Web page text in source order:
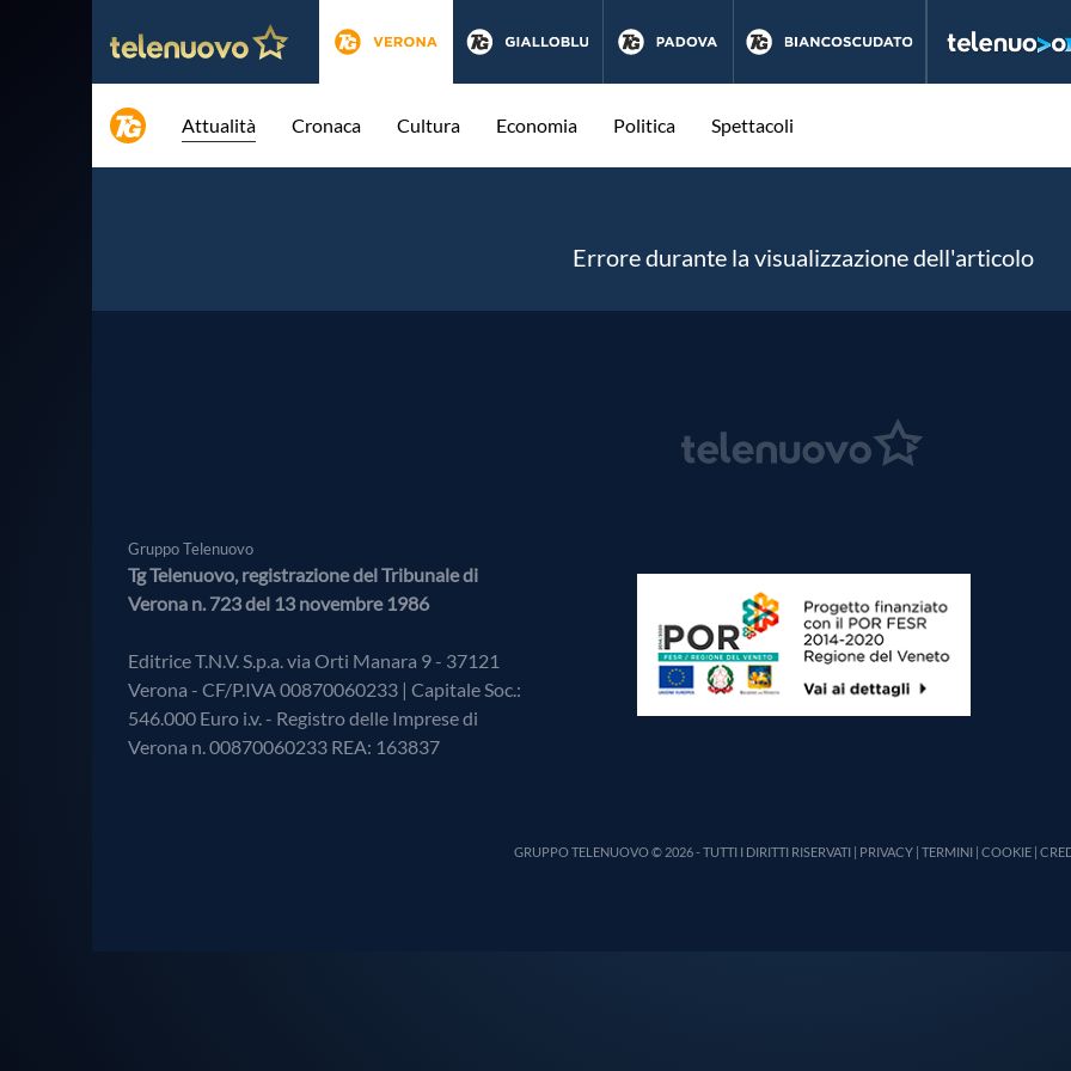
Attualità Cronaca Cultura Economia Politica Spettacoli
Errore durante la visualizzazione dell'articolo
Gruppo Telenuovo
Tg Telenuovo, registrazione del Tribunale di
Verona n. 723 del 13 novembre 1986
Editrice T.N.V. S.p.a. via Orti Manara 9 - 37121
Verona - CF/P.IVA 00870060233 | Capitale Soc.:
546.000 Euro i.v. - Registro delle Imprese di
Verona n. 00870060233 REA: 163837
GRUPPO TELENUOVO © 2026 - TUTTI I DIRITTI RISERVATI | PRIVACY | TERMINI | COOKIE |